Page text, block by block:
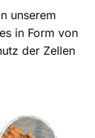
unserem
in Form von
der Zellen